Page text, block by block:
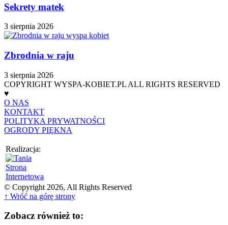
Sekrety matek
3 sierpnia 2026
Zbrodnia w raju
3 sierpnia 2026
COPYRIGHT WYSPA-KOBIET.PL ALL RIGHTS RESERVED
♥
O NAS
KONTAKT
POLITYKA PRYWATNOŚCI
OGRODY PIĘKNA
Realizacja:
© Copyright 2026, All Rights Reserved
↑ Wróć na górę strony
Zobacz również to: